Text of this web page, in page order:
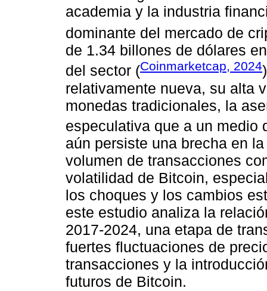
academia y la industria
dominante del mercado de
de 1.34 billones de dólares
del sector (Coinmarketcap, 2024
relativamente nueva, su alta
monedas tradicionales, la
especulativa que a un medio
aún persiste una brecha en
volumen de transacciones
volatilidad de Bitcoin,
los choques y los cambios
este estudio analiza la
2017-2024, una etapa de
fuertes fluctuaciones de
transacciones y la
futuros de Bitcoin.